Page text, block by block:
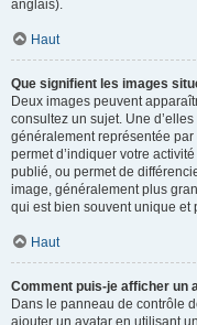
anglais).
Haut
Que signifient les images
Deux images peuvent
consultez un sujet. Une
généralement représentée
permet d’indiquer votre
publié, ou permet de
image, généralement plus
qui est bien souvent unique et
Haut
Comment puis-je afficher un
Dans le panneau de contrôle
ajouter un avatar en utilisant